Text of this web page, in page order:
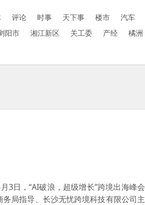
评论 时事 天下事 楼市 汽车
阳市 湘江新区 关工委 产经 橘洲
3日，“AI破浪，超级增长”跨境出海峰会
局指导、长沙无忧跨境科技有限公司主